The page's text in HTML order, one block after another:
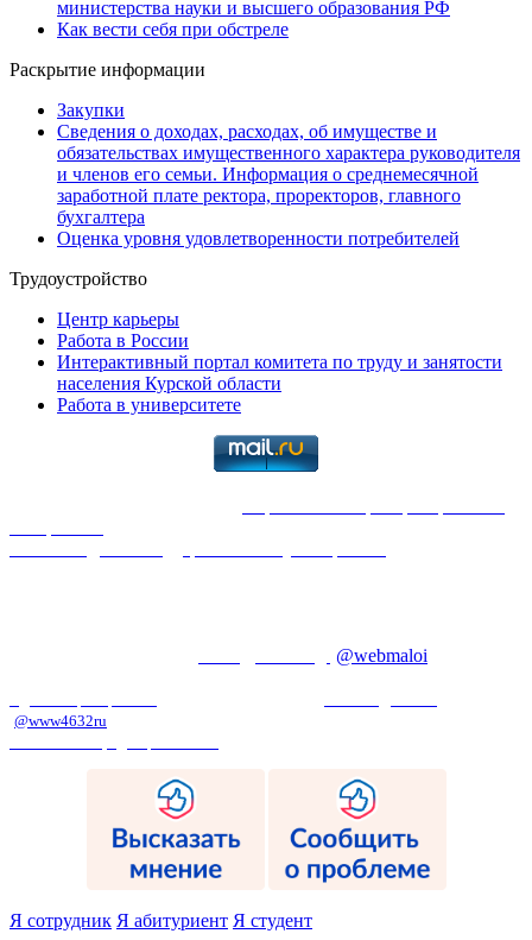
министерства науки и высшего образования РФ
Как вести себя при обстреле
Раскрытие информации
Закупки
Сведения о доходах, расходах, об имуществе и
обязательствах имущественного характера руководителя
и членов его семьи. Информация о среднемесячной
заработной плате ректора, проректоров, главного
бухгалтера
Оценка уровня удовлетворенности потребителей
Трудоустройство
Центр карьеры
Работа в России
Интерактивный портал комитета по труду и занятости
населения Курской области
Работа в университете
@webmaloi
@www4632ru
Я сотрудник Я абитуриент Я студент